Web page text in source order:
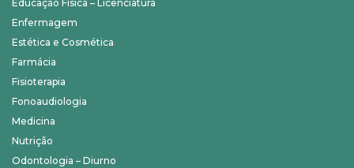
Educação Física – Licenciatura
Enfermagem
Estética e Cosmética
Farmácia
Fisioterapia
Fonoaudiologia
Medicina
Nutrição
Odontologia – Diurno